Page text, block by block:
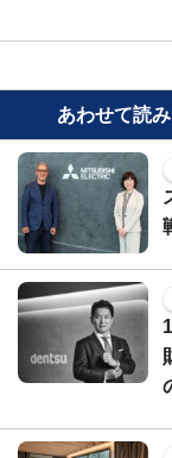
あわせて読